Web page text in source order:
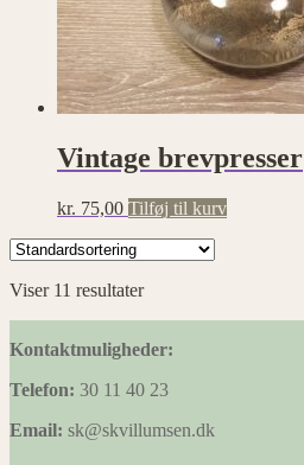
Vintage brevpresser
kr. 75,00 Tilføj til kurv
Viser 11 resultater
Kontaktmuligheder:
Telefon: 30 11 40 23
Email: sk@skvillumsen.dk